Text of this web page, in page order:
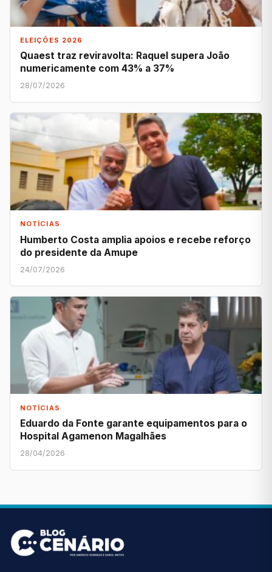
ELEIÇÕES 2026
Quaest traz reviravolta: Raquel supera João
numericamente com 43% a 37%
28/07/2026
NOTÍCIAS
Humberto Costa amplia apoios e recebe reforço
do presidente da Amupe
24/07/2026
NOTÍCIAS
Eduardo da Fonte garante equipamentos para o
Hospital Agamenon Magalhães
28/04/2026